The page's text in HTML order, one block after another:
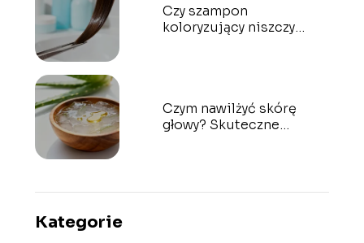
Czy szampon
koloryzujący niszczy
Czym nawilżyć skórę
głowy? Skuteczne
Kategorie